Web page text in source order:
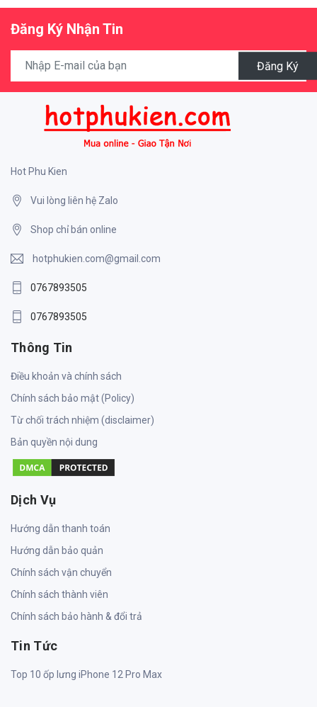
Đăng Ký Nhận Tin
Đăng Ký
Hot Phu Kien
Vui lòng liên hệ Zalo
Shop chỉ bán online
hotphukien.com@gmail.com
0767893505
0767893505
Thông Tin
Điều khoản và chính sách
Chính sách bảo mật (Policy)
Từ chối trách nhiệm (disclaimer)
Bản quyền nội dung
Dịch Vụ
Hướng dẫn thanh toán
Hướng dẫn bảo quản
Chính sách vận chuyển
Chính sách thành viên
Chính sách bảo hành & đổi trả
Tin Tức
Top 10 ốp lưng iPhone 12 Pro Max